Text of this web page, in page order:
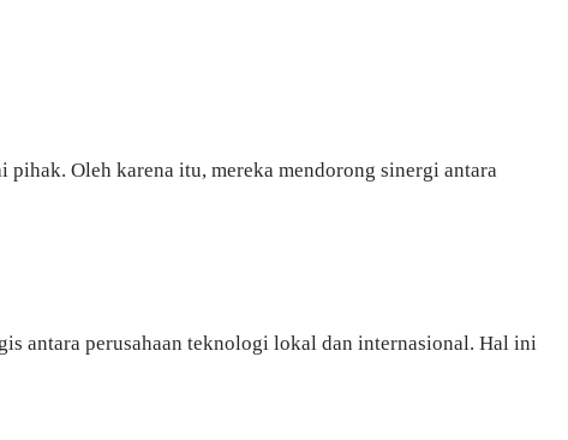
Oleh karena itu, mereka mendorong sinergi antara
antara perusahaan teknologi lokal dan internasional. Hal ini